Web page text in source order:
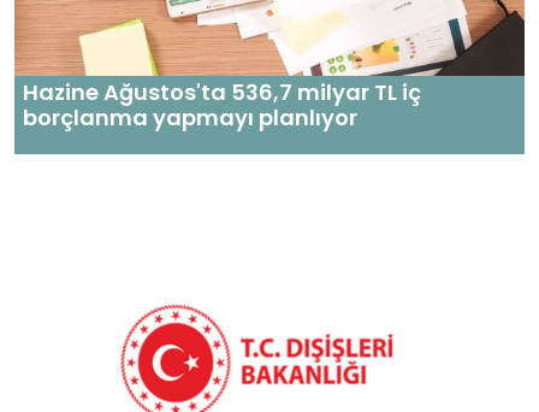
Hazine Ağustos'ta 536,7 milyar TL iç
borçlanma yapmayı planlıyor